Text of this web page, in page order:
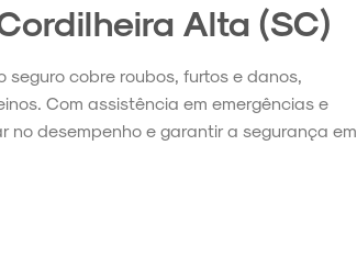
Alta (SC)
cobre roubos, furtos e danos,
Com assistência em emergências e
no desempenho e garantir a segurança em